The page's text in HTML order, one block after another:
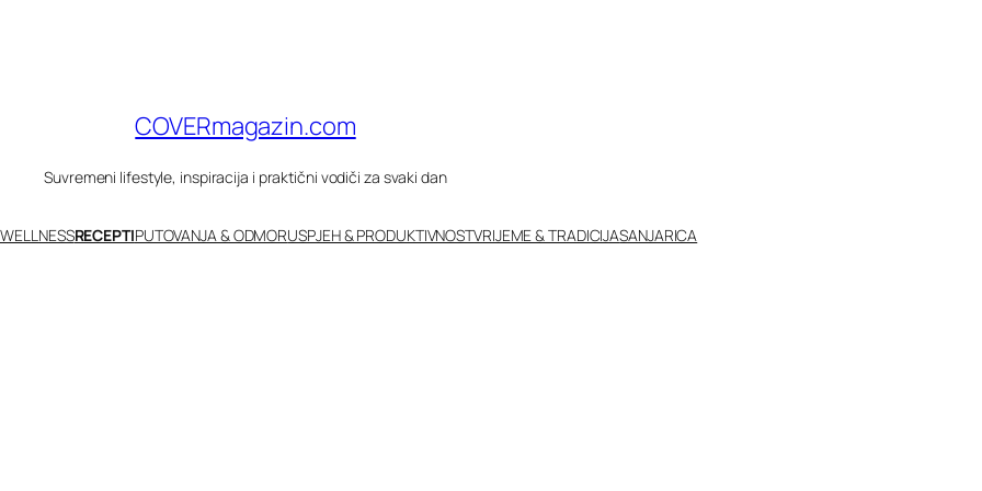
COVERmagazin.com
Suvremeni lifestyle, inspiracija i praktični vodiči za svaki dan
RECEPTIPUTOVANJA & ODMORUSPJEH & PRODUKTIVNOSTVRIJEME & TRADICIJASANJARICA